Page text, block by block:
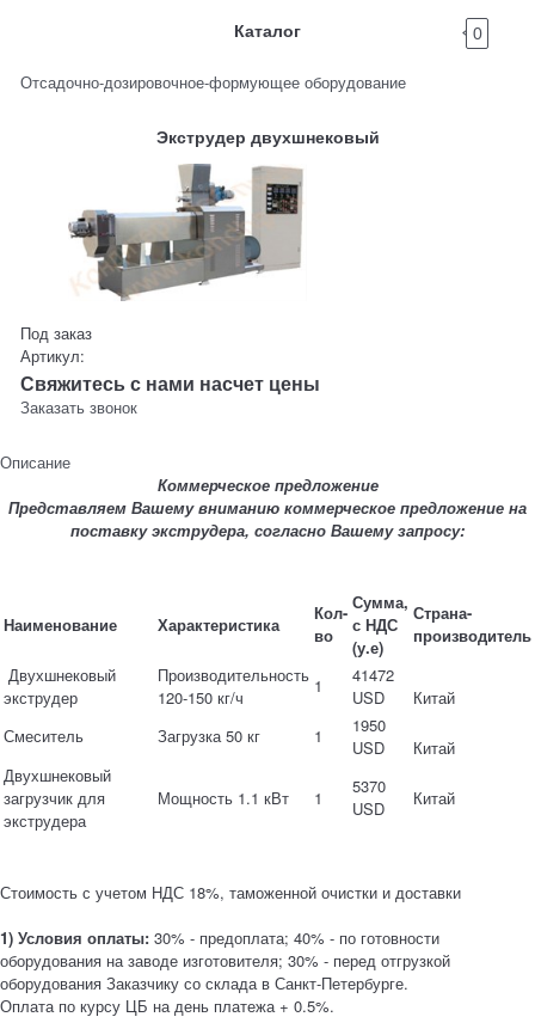
Каталог 0
Отсадочно-дозировочное-формующее оборудование
Экструдер двухшнековый
Под заказ
Артикул:
Свяжитесь с нами насчет цены
Заказать звонок
Описание
Коммерческое предложение
Представляем Вашему вниманию коммерческое предложение на
поставку экструдера, согласно Вашему запросу:
Наименование Характеристика
Кол-
во
Сумма,
с НДС
(у.е)
Страна-
производитель
Двухшнековый
экструдер
Производительность
120-150 кг/ч
1
41472
USD
Китай
Смеситель
Загрузка 50 кг 1
1950
USD
Китай
Двухшнековый
загрузчик для
экструдера
Мощность 1.1 кВт 1
5370
USD
Китай
Стоимость с учетом НДС 18%, таможенной очистки и доставки
1) Условия оплаты: 30% - предоплата; 40% - по готовности
оборудования на заводе изготовителя; 30% - перед отгрузкой
оборудования Заказчику со склада в Санкт-Петербурге.
Оплата по курсу ЦБ на день платежа + 0.5%.